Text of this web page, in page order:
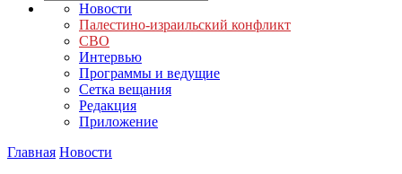
Новости
Палестино-израильский конфликт
СВО
Интервью
Программы и ведущие
Сетка вещания
Редакция
Приложение
Главная Новости